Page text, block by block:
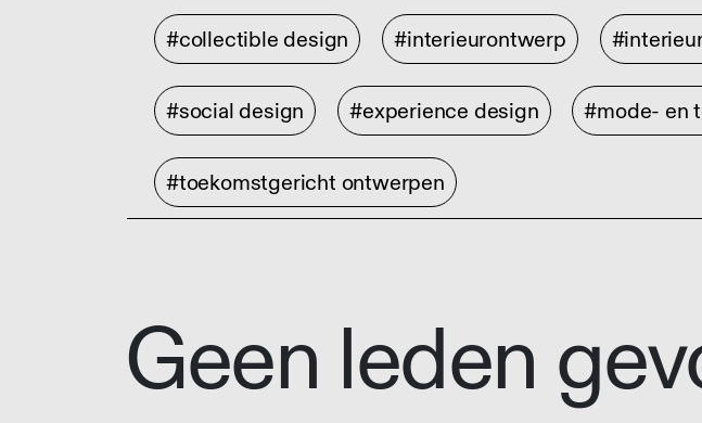
#collectible design #interieurontwerp
#social design #experience design #mode- en
#toekomstgericht ontwerpen
Geen leden